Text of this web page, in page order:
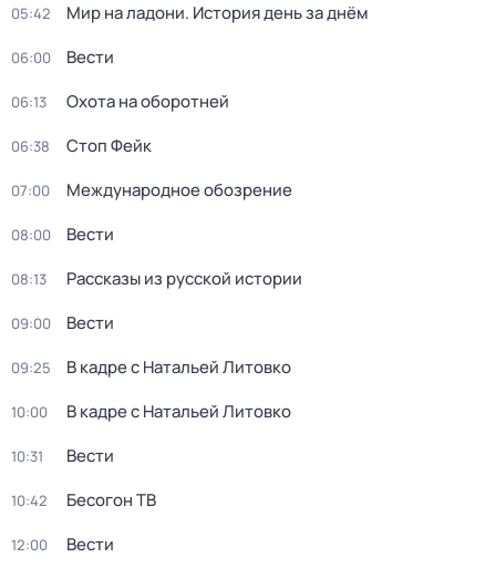
05:42 Мир на ладони. История день за днём
06:00 Вести
06:13 Охота на оборотней
06:38 Стоп Фейк
07:00 Международное обозрение
08:00 Вести
08:13 Рассказы из русской истории
09:00 Вести
09:25 В кадре с Натальей Литовко
10:00 В кадре с Натальей Литовко
10:31 Вести
10:42 Бесогон ТВ
12:00 Вести